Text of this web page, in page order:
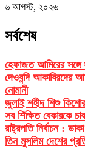
৬ আগস্ট, ২০২৬
সর্বশেষ
হেফাজত আমিরের সঙ্গে
দেওবন্দি
নোমানী
জুলাই শহীদ শিশু
সব শিক্ষিত বেকারকে
রাষ্ট্রপতি নির্বাচন :
তিন মুসলিম দেশের